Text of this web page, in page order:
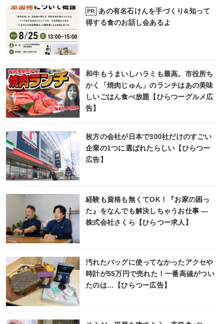
PR
あの有名石けんを手づくり&知って
得する食のお話し会あるよ
和牛もうまいしハラミも最高。市役所ち
かく「焼肉じゅん」のランチはあの美味
しいごはん食べ放題【ひらつーグルメ広
告】
枚方の会社が日本で300社だけのすごい
企業の1つに選ばれたらしい【ひらつー
広告】
経験も資格も無くてOK！『お家の困っ
た』をなんでも解決しちゃうお仕事 ―
株式会社さくら【ひらつー求人】
汚れたバッグに使ってなかったアクセや
時計が55万円で売れた！一番高値がつい
たのは…【ひらつー広告】